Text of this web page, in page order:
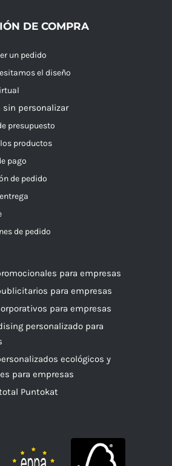
DE COMPRA
un pedido
el diseño
sin personalizar
presupuesto
productos
pago
de pedido
de pedido
para empresas
para empresas
para empresas
personalizado para
ecológicos y
para empresas
Puntokat